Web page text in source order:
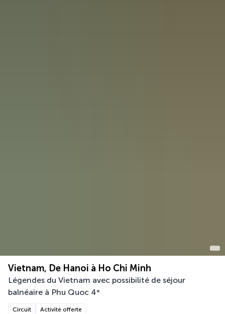
Vietnam, De Hanoi à Ho Chi Minh
Légendes du Vietnam avec possibilité de séjour
balnéaire à Phu Quoc 4*
Circuit Activité offerte